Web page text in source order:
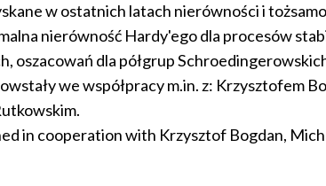
w ostatnich latach nierówności i
nierówność Hardy'ego dla procesów
oszacowań dla półgrup
we współpracy m.in. z: Krzysztofem
in cooperation with Krzysztof Bogdan,